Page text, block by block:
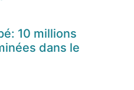
10 millions
dans le